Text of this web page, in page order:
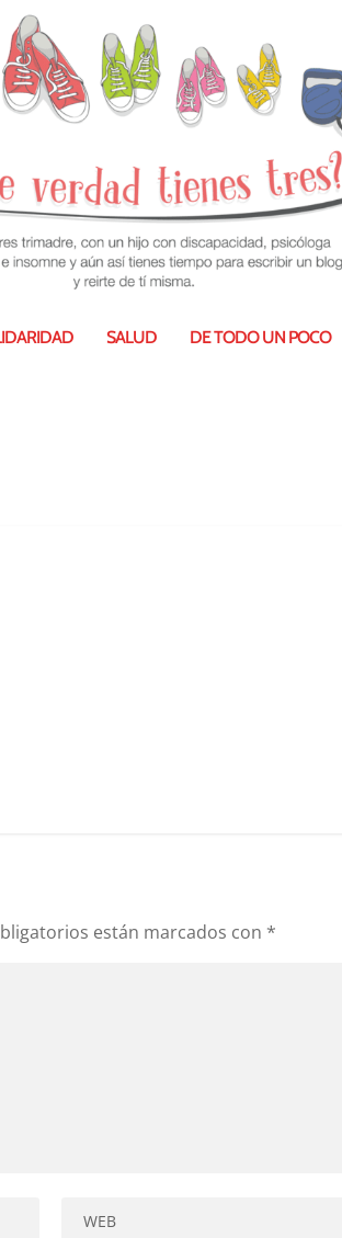
SALUD DE TODO UN POCO
están marcados con *